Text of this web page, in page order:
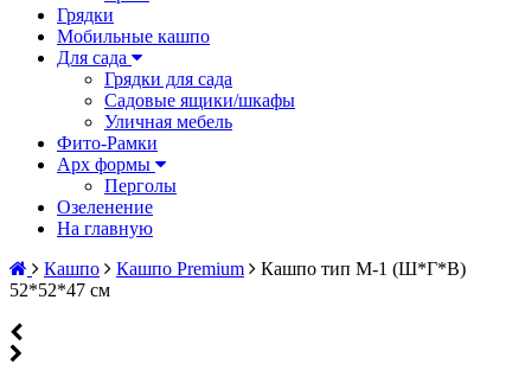
Грядки
Мобильные кашпо
Для сада
Грядки для сада
Садовые ящики/шкафы
Уличная мебель
Фито-Рамки
Арх формы
Перголы
Озеленение
На главную
Кашпо
Кашпо Premium
Кашпо тип М-1 (Ш*Г*В)
52*52*47 см